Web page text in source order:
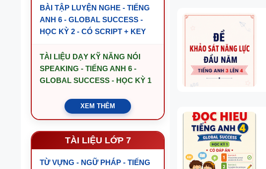
BÀI TẬP LUYỆN NGHE - TIẾNG
ANH 6 - GLOBAL SUCCESS -
HỌC KỲ 2 - CÓ SCRIPT + KEY
TÀI LIỆU DẠY KỸ NĂNG NÓI
SPEAKING - TIẾNG ANH 6 -
GLOBAL SUCCESS - HỌC KỲ 1
XEM THÊM
TÀI LIỆU LỚP 7
TỪ VỰNG - NGỮ PHÁP - TIẾNG